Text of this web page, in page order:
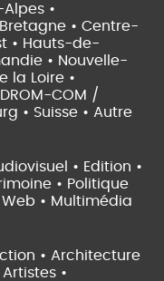
•
Bretagne • Centre-
• Hauts-de-
• Nouvelle-
la Loire •
DROM-COM /
• Suisse • Autre
• Edition •
• Politique
Web • Multimédia
• Architecture
Artistes •